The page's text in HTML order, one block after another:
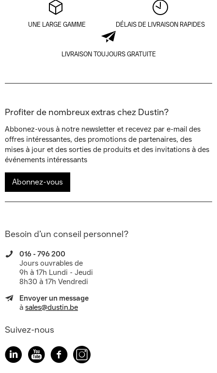
UNE LARGE GAMME DÉLAIS DE LIVRAISON RAPIDES
LIVRAISON TOUJOURS GRATUITE
Profiter de nombreux extras chez Dustin?
Abbonez-vous à notre newsletter et recevez par e-mail des
offres intéressantes, des promotions de partenaires, des
mises à jour et des sorties de produits et des invitations à des
événements intéressants
Abonnez-vous
Besoin d’un conseil personnel?
016 - 796 200
Jours ouvrables de
9h à 17h Lundi - Jeudi
8h30 à 17h Vendredi
Envoyer un message
à sales@dustin.be
Suivez-nous